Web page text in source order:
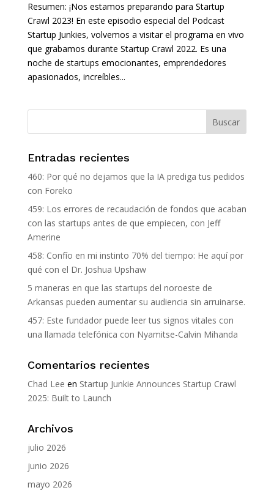
Resumen: ¡Nos estamos preparando para Startup
Crawl 2023! En este episodio especial del Podcast
Startup Junkies, volvemos a visitar el programa en vivo
que grabamos durante Startup Crawl 2022. Es una
noche de startups emocionantes, emprendedores
apasionados, increíbles...
Entradas recientes
460: Por qué no dejamos que la IA prediga tus pedidos
con Foreko
459: Los errores de recaudación de fondos que acaban
con las startups antes de que empiecen, con Jeff
Amerine
458: Confío en mi instinto 70% del tiempo: He aquí por
qué con el Dr. Joshua Upshaw
5 maneras en que las startups del noroeste de
Arkansas pueden aumentar su audiencia sin arruinarse.
457: Este fundador puede leer tus signos vitales con
una llamada telefónica con Nyamitse-Calvin Mihanda
Comentarios recientes
Chad Lee en Startup Junkie Announces Startup Crawl
2025: Built to Launch
Archivos
julio 2026
junio 2026
mayo 2026